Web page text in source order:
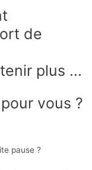
de
plus ...
vous ?
pause ?